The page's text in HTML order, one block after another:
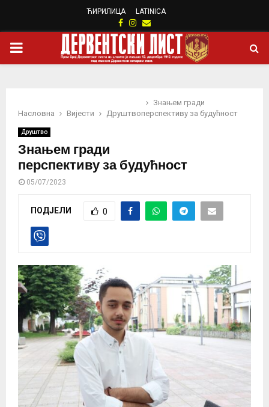
ЋИРИЛИЦА LATINICA
Facebook
Instagram
Email
PRIMARY
Насловна Вијести Друштво
Знањем гради
перспективу за будућност
Друштво
Знањем гради
перспективу за будућност
05/07/2023
ПОДЈЕЛИ 0